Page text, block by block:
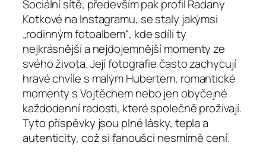
Sociální sítě, především pak profil Radany
Kotkové na Instagramu, se staly jakýmsi
„rodinným fotoalbem“, kde sdílí ty
nejkrásnější a nejdojemnější momenty ze
svého života. Její fotografie často zachycují
hravé chvíle s malým Hubertem, romantické
momenty s Vojtěchem nebo jen obyčejné
každodenní radosti, které společně prožívají.
Tyto příspěvky jsou plné lásky, tepla a
autenticity, což si fanoušci nesmírně cení.